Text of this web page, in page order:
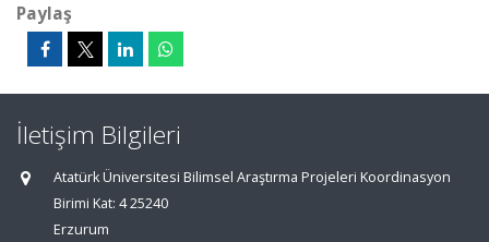
Paylaş
İletişim Bilgileri
Atatürk Üniversitesi Bilimsel Araştırma Projeleri Koordinasyon
Birimi Kat: 4 25240
Erzurum